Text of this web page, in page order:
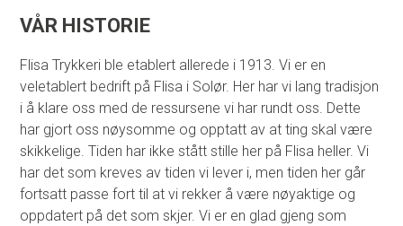
BRUK OMATT
VÅR HISTORIE
Flisa Trykkeri ble etablert allerede i 1913. Vi er en
veletablert bedrift på Flisa i Solør. Her har vi lang tradisjon
i å klare oss med de ressursene vi har rundt oss. Dette
har gjort oss nøysomme og opptatt av at ting skal være
skikkelige. Tiden har ikke stått stille her på Flisa heller. Vi
har det som kreves av tiden vi lever i, men tiden her går
fortsatt passe fort til at vi rekker å være nøyaktige og
oppdatert på det som skjer. Vi er en glad gjeng som